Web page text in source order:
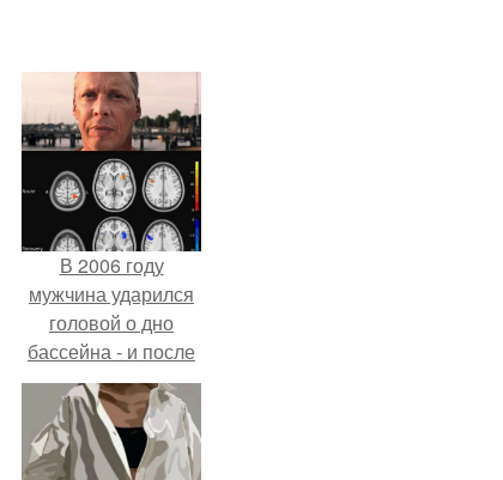
В 2006 году
мужчина ударился
головой о дно
бассейна - и после
этого его жизнь
изменилась самым
странным образом.